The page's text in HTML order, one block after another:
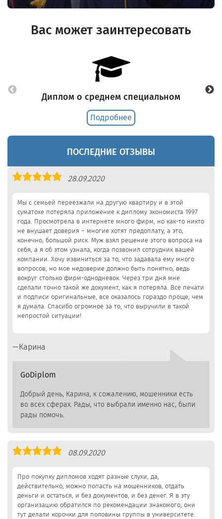
Вас может заинтересовать
Диплом о среднем специальном
Подробнее
ПОСЛЕДНИЕ ОТЗЫВЫ
Оценка
28.09.2020
Мы с семьей переезжали на другую квартиру и в этой
суматохе потеряла приложение к диплому экономиста 1997
года. Просмотрела в интернете много фирм, но как-то никто
не внушает доверия – многие хотят предоплату, а это,
конечно, большой риск. Муж взял решение этого вопроса на
себя, а я об этом узнала, когда позвонил сотрудник вашей
компании. Хочу извиниться за то, что задавала ему много
вопросов, но мое недоверие должно быть понятно, ведь
вокруг столько фирм-однодневок. Через три дня мне
сделали точно такой же документ, как я потеряла. Все печати
и подписи оригинальные, все оказалось гораздо проще, чем
я думала. Спасибо огромное за то, что выручили в такой
непростой ситуации!
Карина
GoDiplom
Добрый день, Карина, к сожалению, мошенники есть
во всех сферах. Рады, что выбрали именно нас, были
рады помочь.
Оценка
08.09.2020
Про покупку дипломов ходят разные слухи, да,
действительно, можно попасть на мошенников, отдать
деньги и остаться, и без документов, и без денег. Я в эту
организацию обратился по рекомендации знакомого, они
тут делали корочки для половины группы в университете.